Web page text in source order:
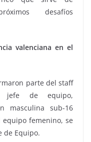
desafíos
valenciana en el
parte del staff
jefe de equipo,
masculina sub-16
femenino, se
de Equipo.